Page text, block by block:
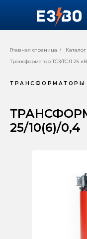
Главная страница / Каталог
Трансформатор ТСЗ/ТСЛ 25
ТРАНСФОРМАТОРЫ
25/10(6)/0,4